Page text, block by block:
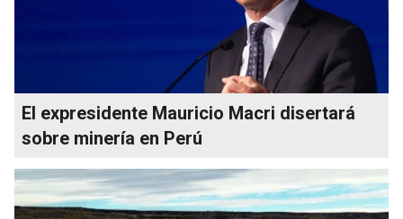
El expresidente Mauricio Macri disertará
sobre minería en Perú